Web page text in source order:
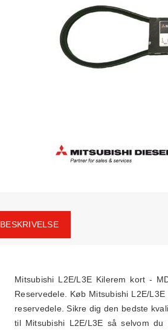
BESKRIVELSE
Mitsubishi L2E/L3E Kilerem kort -
Reservedele. Køb Mitsubishi L2E/
reservedele. Sikre dig den bedste
til Mitsubishi L2E/L3E så selvom